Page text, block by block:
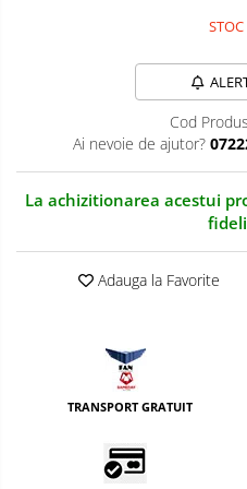
Transmitator de fisiere fara fir
Cod
Ai nevoie de ajutor?
La achizitionarea acestui
Adauga la Favorite
TRANSPORT GRATUIT